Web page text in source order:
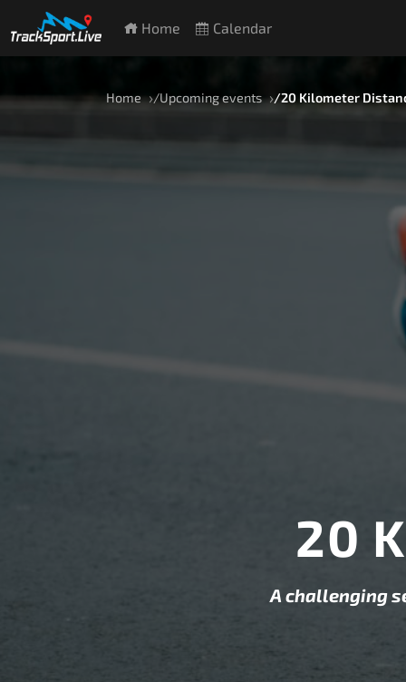
Home Calendar
Home Upcoming events 20 Kilometer
20
A challenging